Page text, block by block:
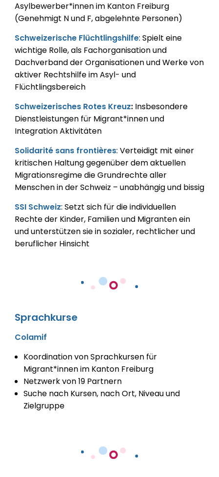
Asylbewerber*innen im Kanton Freiburg
(Genehmigt N und F, abgelehnte Personen)
Schweizerische Flüchtlingshilfe: Spielt eine
wichtige Rolle, als Fachorganisation und
Dachverband der Organisationen und Werke von
aktiver Rechtshilfe im Asyl- und
Flüchtlingsbereich
Schweizerisches Rotes Kreuz: Insbesondere
Dienstleistungen für Migrant*innen und
Integration Aktivitäten
Solidarité sans frontières: Verteidigt mit einer
kritischen Haltung gegenüber dem aktuellen
Migrationsregime die Grundrechte aller
Menschen in der Schweiz – unabhängig und bissig
SSI Schweiz: Setzt sich für die individuellen
Rechte der Kinder, Familien und Migranten ein
und unterstützen sie in sozialer, rechtlicher und
beruflicher Hinsicht
Sprachkurse
Colamif
Koordination von Sprachkursen für
Migrant*innen im Kanton Freiburg
Netzwerk von 19 Partnern
Suche nach Kursen, nach Ort, Niveau und
Zielgruppe